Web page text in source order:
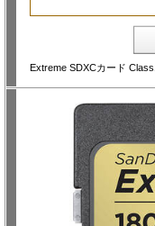
Extreme SDXCカード